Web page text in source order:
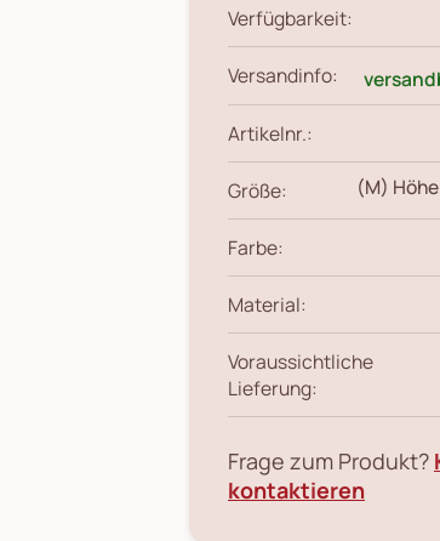
Verfügbarkeit:
Versandinfo:
Artikelnr.:
Größe: (M)
Farbe:
Material:
Voraussichtliche
Lieferung:
Frage zum Produkt?
kontaktieren